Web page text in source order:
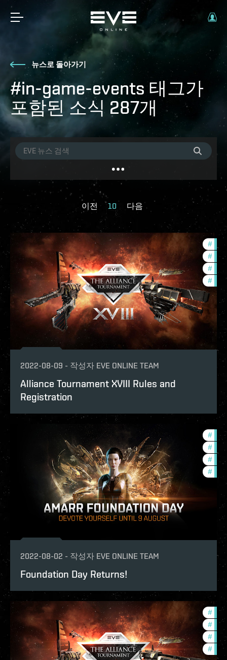
뉴스로 돌아가기
#in-game-events 태그가
포함된 소식 287개
이전 10 다음
#
#
#
# in-
2022-08-09 - 작성자 EVE ONLINE TEAM
Alliance Tournament XVIII Rules and
Registration
# in-
#
#
#
2022-08-02 - 작성자 EVE ONLINE TEAM
Foundation Day Returns!
# in-
# pvp
#
#